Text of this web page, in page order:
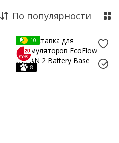
По популярности
10
8